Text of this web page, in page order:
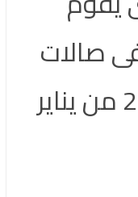
صالات
السينما الهندية فى 22 من يناير